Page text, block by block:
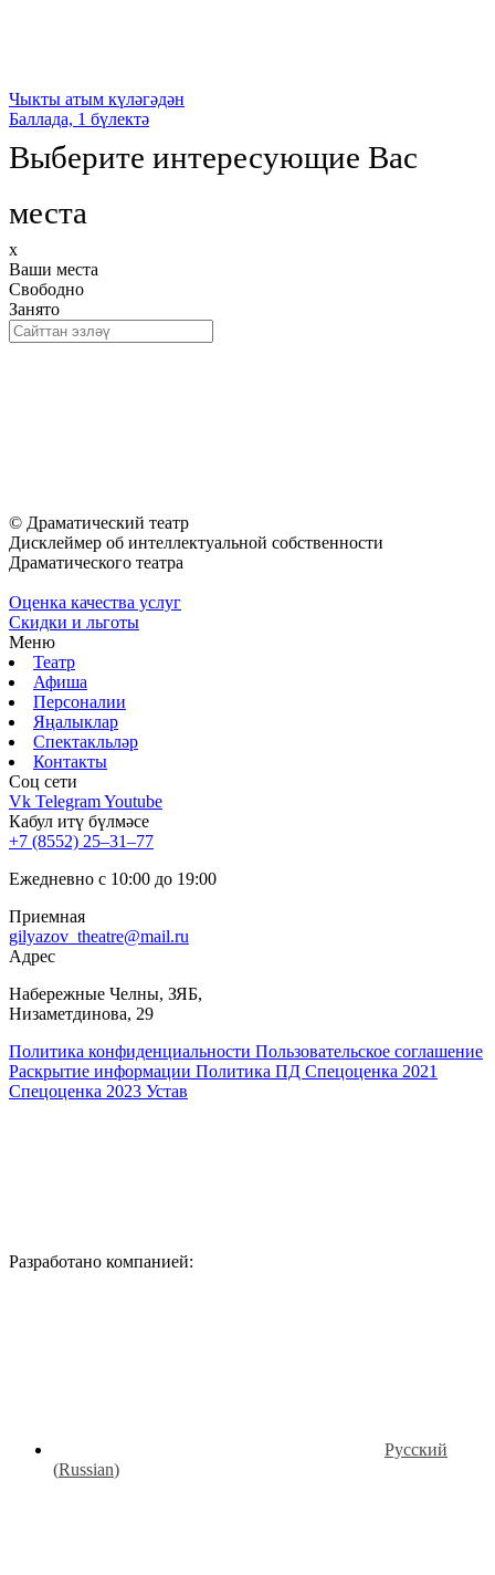
Чыкты атым күләгәдән
Баллада, 1 бүлектә
Выберите интересующие Вас
места
x
Ваши места
Свободно
Занято
© Драматический театр
Дисклеймер об интеллектуальной собственности
Драматического театра
Оценка качества услуг
Скидки и льготы
Меню
Театр
Афиша
Персоналии
Яңалыклар
Спектакльләр
Контакты
Соц cети
Vk TelegramYoutube
Кабул итү бүлмәсе
+7 (8552) 25‒31‒77
Ежедневно с 10:00 до 19:00
Приемная
gilyazov_theatre@mail.ru
Адрес
​Набережные Челны, ЗЯБ,
Низаметдинова, 29
Политика конфиденциальности Пользовательское соглашение
Раскрытие информации Политика ПД Спецоценка 2021
Спецоценка 2023 Устав
Разработано компанией:
Русский
(Russian)